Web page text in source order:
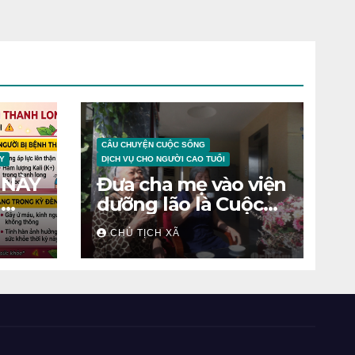
CÂU CHUYỆN CUỘC SỐNG
DỊCH VỤ CHO NGƯỜI CAO TUỔI
Đưa cha mẹ vào viện
dưỡng lão là Cuộc
chiến tâm lý
CHỦ TỊCH XÃ